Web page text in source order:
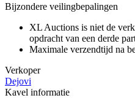
Bijzondere veilingbepalingen
XL Auctions is niet de
opdracht van een derde
Maximale verzendtijd na
Verkoper
Dejovi
Kavel informatie